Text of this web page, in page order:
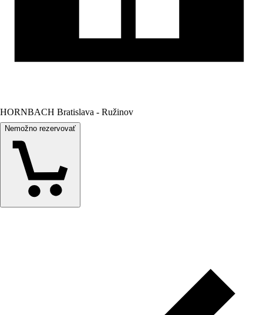
HORNBACH Bratislava - Ružinov
Nemožno rezervovať